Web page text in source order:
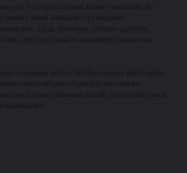
bir Yer Sağlayıcı olarak hizmet vermektedir. Bu
olarak denetleme veya araştırma
Ancak, üyelerimiz yazdıkları içeriklerin
olup, siteye üye olarak bu sorumluluğu kabul etmiş
ve tamamen ücretsiz bir bilgi paylaşım platformudur.
aykırı olduğunu düşündüğünüz içerikleri,
adresine bildirmeniz halinde, ilgili içerikler yasal